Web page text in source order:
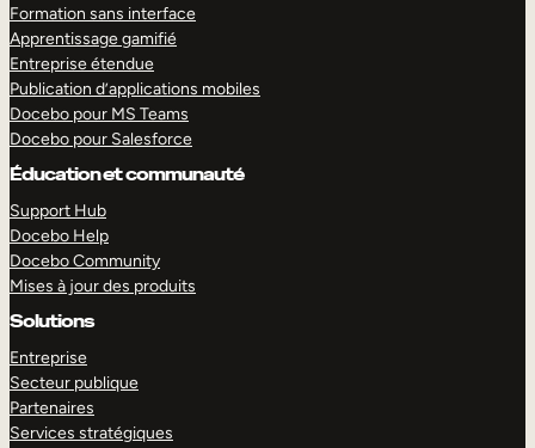
Formation sans interface
Apprentissage gamifié
Entreprise étendue
Publication d’applications mobiles
Docebo pour MS Teams
Docebo pour Salesforce
Éducation et communauté
Support Hub
Docebo Help
Docebo Community
Mises à jour des produits
Solutions
Entreprise
Secteur publique
Partenaires
Services stratégiques